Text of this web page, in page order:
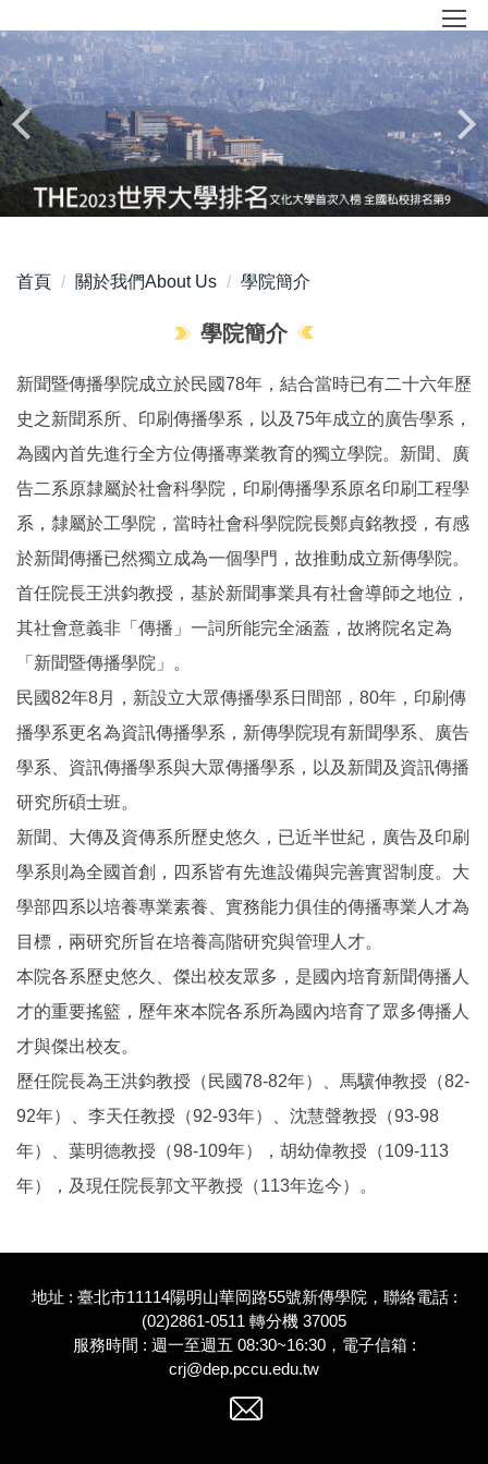
到
主
要
內
容
區
首頁 關於我們About Us 學院簡介
學院簡介
新聞暨傳播學院成立於民國78年，結合當時已有二十六年歷
史之新聞系所、印刷傳播學系，以及75年成立的廣告學系，
為國內首先進行全方位傳播專業教育的獨立學院。新聞、廣
告二系原隸屬於社會科學院，印刷傳播學系原名印刷工程學
系，隸屬於工學院，當時社會科學院院長鄭貞銘教授，有感
於新聞傳播已然獨立成為一個學門，故推動成立新傳學院。
首任院長王洪鈞教授，基於新聞事業具有社會導師之地位，
其社會意義非「傳播」一詞所能完全涵蓋，故將院名定為
「新聞暨傳播學院」。
民國82年8月，新設立大眾傳播學系日間部，80年，印刷傳
播學系更名為資訊傳播學系，新傳學院現有新聞學系、廣告
學系、資訊傳播學系與大眾傳播學系，以及新聞及資訊傳播
研究所碩士班。
新聞、大傳及資傳系所歷史悠久，已近半世紀，廣告及印刷
學系則為全國首創，四系皆有先進設備與完善實習制度。大
學部四系以培養專業素養、實務能力俱佳的傳播專業人才為
目標，兩研究所旨在培養高階研究與管理人才。
本院各系歷史悠久、傑出校友眾多，是國內培育新聞傳播人
才的重要搖籃，歷年來本院各系所為國內培育了眾多傳播人
才與傑出校友。
歷任院長為王洪鈞教授（民國78-82年）、馬驥伸教授（82-
92年）、李天任教授（92-93年）、沈慧聲教授（93-98
年）、葉明德教授（98-109年），胡幼偉教授（109-113
年），及現任院長郭文平教授（113年迄今）。
地址 : 臺北市11114陽明山華岡路55號新傳學院，聯絡電話 :
(02)2861-0511 轉分機 37005
服務時間 : 週一至週五 08:30~16:30，電子信箱 :
crj@dep.pccu.edu.tw